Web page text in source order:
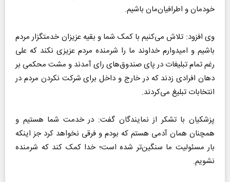
خودمان و اطرافیان‌مان باشیم.
وی افزود: تلاش می‌کنیم با کمک شما و بقیه عزیزان خدمتگزار مردم
باشیم و امیدوارم خداوند ما را شرمنده مردم عزیزی نکند که علی
رغم تمام تبلیغات در پای صندوق‌های رای آمدند و مشت محکمی بر
دهان افرادی زدند که در خارج و داخل برای شرکت نکردن مردم در
انتخابات تبلیغ می‌کردند.
پزشکیان با تشکر از نمایندگان گفت: در خدمت شما هستیم و
همچنان همان آدمی هستم که بودم و فرقی نخواهد کرد جز اینکه
بار مسئولیت ما سنگین‌تر شده است؛ خدا کمک کند که شرمنده
نشویم.